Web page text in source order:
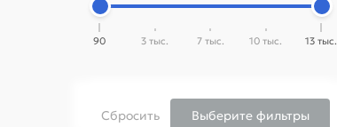
90 3 тыс. 7 тыс. 10 тыс. 13 тыс.
Сбросить Выберите фильтры